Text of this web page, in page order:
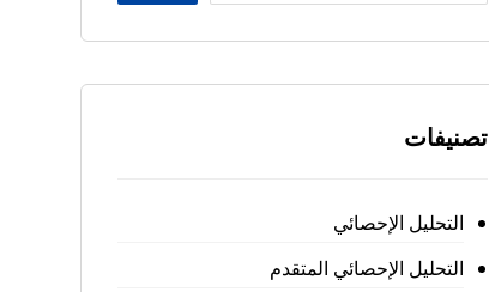
تصنيفات
التحليل الإحصائي
التحليل الإحصائي المتقدم